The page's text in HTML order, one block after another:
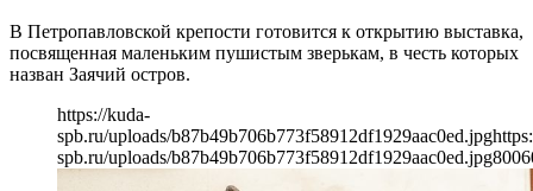
В Петропавловской крепости готовится к открытию выставка,
посвященная маленьким пушистым зверькам, в честь которых
назван Заячий остров.
https://kuda-
spb.ru/uploads/b87b49b706b773f58912df1929aac0ed.jpg
spb.ru/uploads/b87b49b706b773f58912df1929aac0ed.jpg800